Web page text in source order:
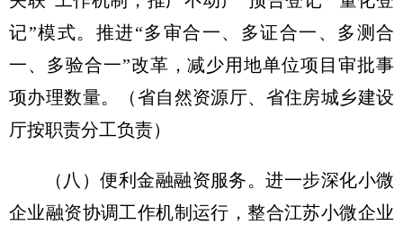
记”模式。推进“多审合一、多证合一、多测合
一、多验合一”改革，减少用地单位项目审批事
项办理数量。
（省自然资源厅、省住房城乡建设
厅按职责分工负责）
（八）便利金融融资服务。进一步深化小微
企业融资协调工作机制运行，整合江苏小微企业